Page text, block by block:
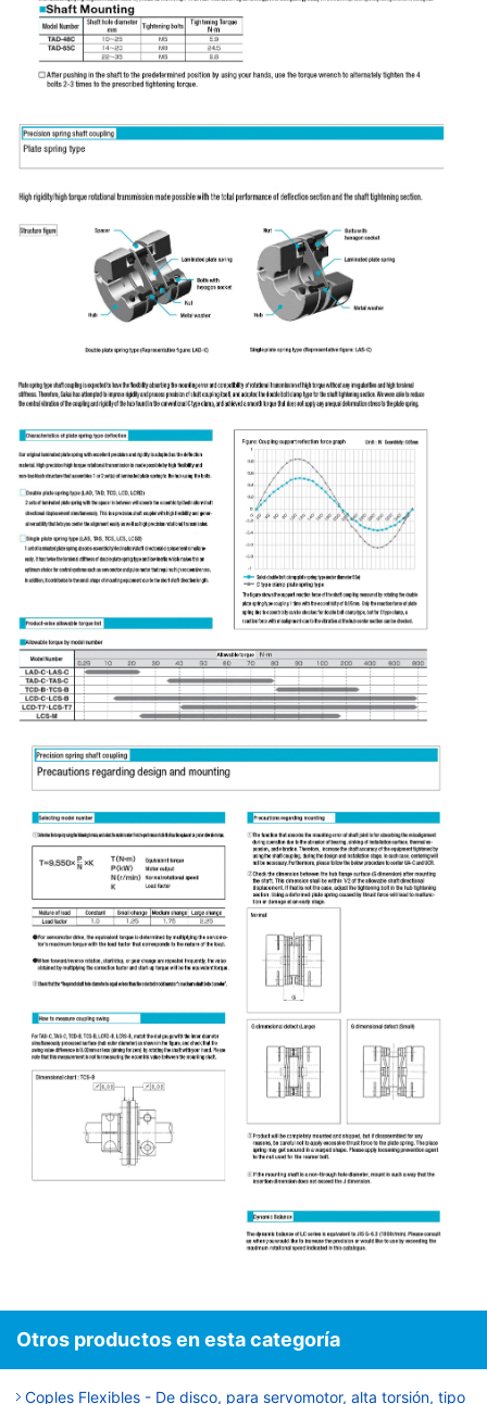
Otros productos en esta categoría
Coples Flexibles - De disco, para servomotor, alta torsión, tipo